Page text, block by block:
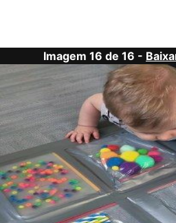
Imagem 16 de 16 -